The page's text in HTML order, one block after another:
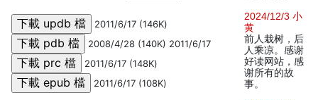
2011/6/17 (146K)
2008/4/28 (140K) 2011/6/17
2011/6/17 (148K)
2011/6/17 (108K)
2024/12/3 小
黄
前人栽树，后
人乘凉。感谢
好读网站，感
谢所有的故
事。